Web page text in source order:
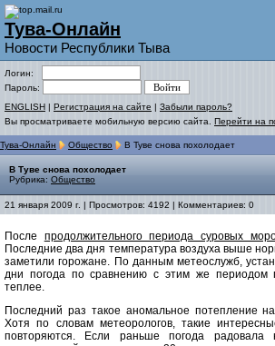
Тува-Онлайн
Новости Республики Тыва
Логин:
Пароль:
ENGLISH | Регистрация на сайте | Забыли пароль?
Вы просматриваете мобильную версию сайта. Перейти на
Тува-Онлайн Общество В Туве снова похолодает
В Туве снова похолодает
Рубрика: Общество
21 января 2009 г. | Просмотров: 4192 | Комментариев: 0
После продолжительного периода суровых
Последние два дня температура воздуха выше
заметили горожане. По данным метеослужб,
дни погода по сравнению с этим же периодом
теплее.
Последний раз такое аномальное потепление
Хотя по словам метеорологов, такие
повторяются. Если раньше погода радовала